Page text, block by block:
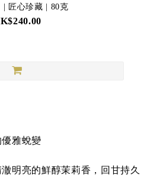
| 匠心珍藏 | 80克
雅蛻變
明亮的鮮醇茉莉香，回甘持久